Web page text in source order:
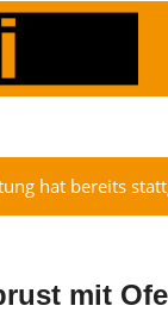
hat bereits
mit